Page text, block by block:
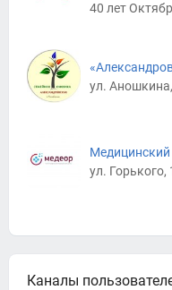
40 лет
ул.
Медицинский
ул. Горького,
Каналы